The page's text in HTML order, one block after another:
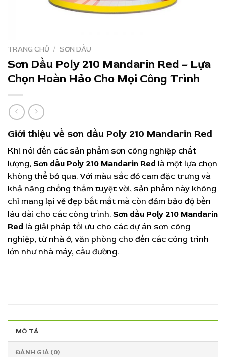
TRANG CHỦ / SƠN DẦU
Sơn Dầu Poly 210 Mandarin Red – Lựa
Chọn Hoàn Hảo Cho Mọi Công Trình
Giới thiệu về sơn dầu Poly 210 Mandarin Red
Khi nói đến các sản phẩm sơn công nghiệp chất
lượng, Sơn dầu Poly 210 Mandarin Red là một lựa chọn
không thể bỏ qua. Với màu sắc đỏ cam đặc trưng và
khả năng chống thấm tuyệt vời, sản phẩm này không
chỉ mang lại vẻ đẹp bắt mắt mà còn đảm bảo độ bền
lâu dài cho các công trình. Sơn dầu Poly 210 Mandarin
Red là giải pháp tối ưu cho các dự án sơn công
nghiệp, từ nhà ở, văn phòng cho đến các công trình
lớn như nhà máy, cầu đường.
MÔ TẢ
ĐÁNH GIÁ (0)